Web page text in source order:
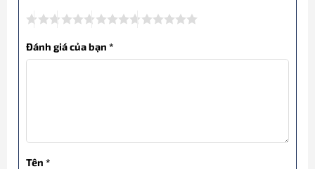
Đánh giá của bạn *
Tên *